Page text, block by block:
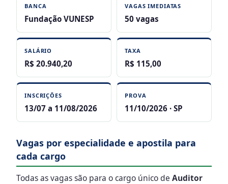
BANCA
Fundação VUNESP
VAGAS IMEDIATAS
50 vagas
SALÁRIO
R$ 20.940,20
TAXA
R$ 115,00
INSCRIÇÕES
13/07 a 11/08/2026
PROVA
11/10/2026 · SP
Vagas por especialidade e apostila para
cada cargo
Todas as vagas são para o cargo único de Auditor